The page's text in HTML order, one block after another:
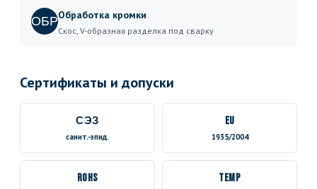
ОБРОбработка кромки
Скос, V-образная разделка под сварку
Сертификаты и допуски
СЭЗ
санит.-эпид.
EU
1935/2004
RoHS TEMP